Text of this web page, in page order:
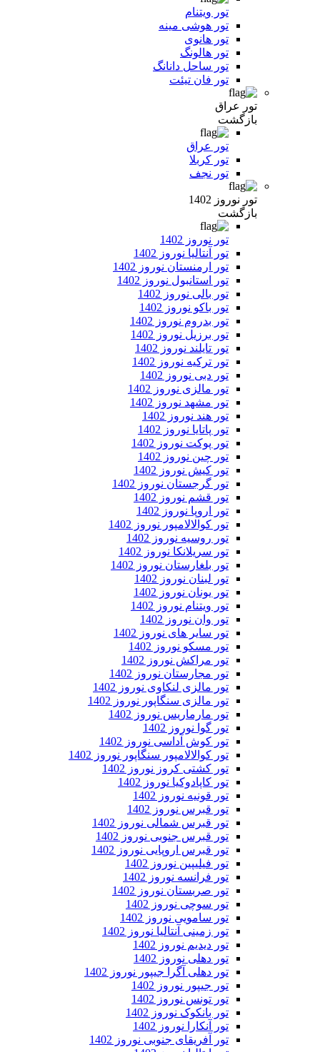
تور ویتنام
تور هوشی مینه
تور هانوی
تور هالونگ
تور ساحل دانانگ
تور فان تیئت
تور عراق
بازگشت
تور عراق
تور کربلا
تور نجف
تور نوروز 1402
بازگشت
تور نوروز 1402
تور آنتالیا نوروز 1402
تور ارمنستان نوروز 1402
تور استانبول نوروز 1402
تور بالی نوروز 1402
تور باکو نوروز 1402
تور بدروم نوروز 1402
تور برزیل نوروز 1402
تور تایلند نوروز 1402
تور ترکیه نوروز 1402
تور دبی نوروز 1402
تور مالزی نوروز 1402
تور مشهد نوروز 1402
تور هند نوروز 1402
تور پاتایا نوروز 1402
تور پوکت نوروز 1402
تور چین نوروز 1402
تور کیش نوروز 1402
تور گرجستان نوروز 1402
تور قشم نوروز 1402
تور اروپا نوروز 1402
تور کوالالامپور نوروز 1402
تور روسیه نوروز 1402
تور سریلانکا نوروز 1402
تور بلغارستان نوروز 1402
تور لبنان نوروز 1402
تور یونان نوروز 1402
تور ویتنام نوروز 1402
تور وان نوروز 1402
تور سایر های نوروز 1402
تور مسکو نوروز 1402
تور مراکش نوروز 1402
تور مجارستان نوروز 1402
تور مالزی لنکاوی نوروز 1402
تور مالزی سنگاپور نوروز 1402
تور مارماریس نوروز 1402
تور گوا نوروز 1402
تور کوش آداسی نوروز 1402
تور کوالالامپور سنگاپور نوروز 1402
تور کشتی کروز نوروز 1402
تور کاپادوکیا نوروز 1402
تور قونیه نوروز 1402
تور قبرس نوروز 1402
تور قبرس شمالی نوروز 1402
تور قبرس جنوبی نوروز 1402
تور قبرس اروپایی نوروز 1402
تور فیلیپین نوروز 1402
تور فرانسه نوروز 1402
تور صربستان نوروز 1402
تور سوچی نوروز 1402
تور سامویی نوروز 1402
تور زمینی آنتالیا نوروز 1402
تور دیدیم نوروز 1402
تور دهلی نوروز 1402
تور دهلی آگرا جیپور نوروز 1402
تور جیپور نوروز 1402
تور تونس نوروز 1402
تور بانکوک نوروز 1402
تور آنکارا نوروز 1402
تور آفریقای جنوبی نوروز 1402